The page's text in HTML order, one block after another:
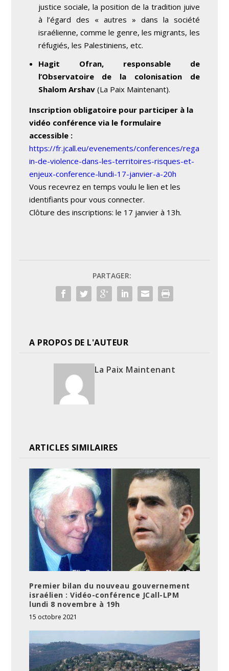
justice sociale, la position de la tradition juive
à l’égard des « autres » dans la société
israélienne, comme le genre, les migrants, les
réfugiés, les Palestiniens, etc.
Hagit Ofran, responsable de
l’Observatoire de la colonisation de
Shalom Arshav(La Paix Maintenant).
Inscription obligatoire pour participer à la
vidéo conférence via le formulaire
accessible :
https://fr.jcall.eu/evenements/conferences/rega
in-de-violence-dans-les-territoires-risques-et-
enjeux-conference-lundi-17-janvier-a-20h
Vous recevrez en temps voulu le lien et les
identifiants pour vous connecter.
Clôture des inscriptions: le 17 janvier à 13h.
PARTAGER:
A PROPOS DE L'AUTEUR
La Paix Maintenant
ARTICLES SIMILAIRES
Premier bilan du nouveau gouvernement
israélien : Vidéo-conférence JCall-LPM
lundi 8 novembre à 19h
15 octobre 2021